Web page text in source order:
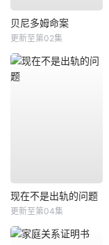
贝尼多姆命案
更新至第02集
现在不是出轨的问题
更新至第04集